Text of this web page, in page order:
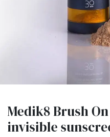
Medik8 Brush
invisible